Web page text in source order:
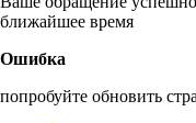
ближайшее время
Ошибка
попробуйте обновить